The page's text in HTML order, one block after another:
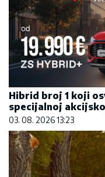
Hibrid broj 1 koji
specijalnoj
03. 08. 2026 13:23